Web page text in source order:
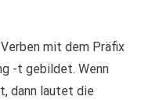
mit dem Präfix
-t gebildet. Wenn
dann lautet die